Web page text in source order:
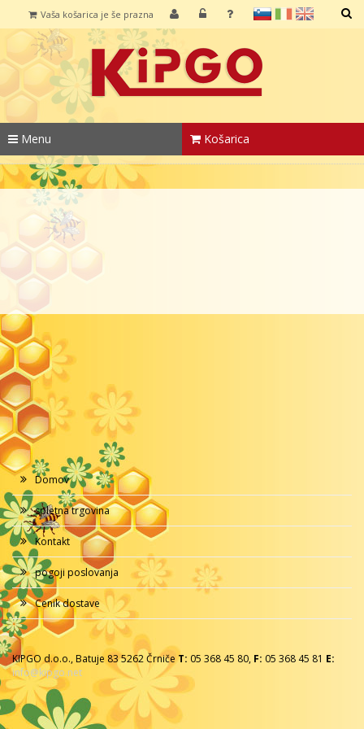
IŠČI
sl it
Vaša košarica je še prazna
Menu Košarica
Domov
spletna trgovina
Kontakt
pogoji poslovanja
Cenik dostave
KIPGO d.o.o., Batuje 83 5262 ČrničeT: 05 368 45 80, F: 05 368 45 81 E:
info@kipgo.net